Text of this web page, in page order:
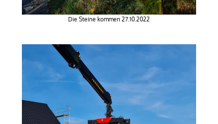
Die Steine kommen 27.10.2022